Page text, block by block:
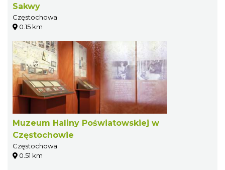
Sakwy
Częstochowa
0.15 km
Muzeum Haliny Poświatowskiej w
Częstochowie
Częstochowa
0.51 km